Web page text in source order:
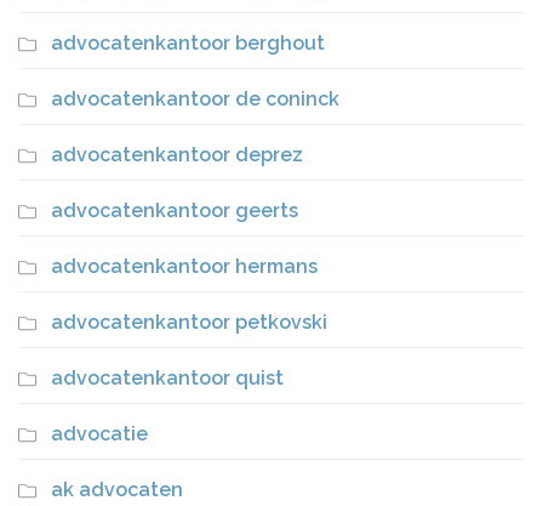
advocatenkantoor berghout
advocatenkantoor de coninck
advocatenkantoor deprez
advocatenkantoor geerts
advocatenkantoor hermans
advocatenkantoor petkovski
advocatenkantoor quist
advocatie
ak advocaten